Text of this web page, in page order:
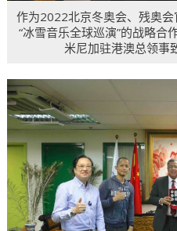
作为2022北京冬奥会、残奥会
“冰雪音乐全球巡演”的战略合
米尼加驻港澳总领事